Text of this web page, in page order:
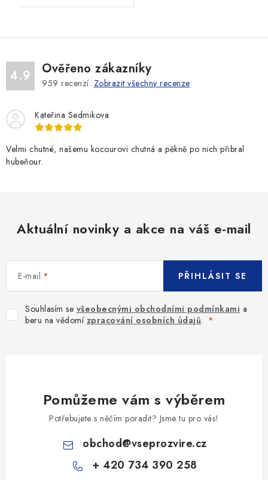
4.9 Ověřeno zákazníky
959 recenzí. Zobrazit všechny recenze
Kateřina Sedmikova
Velmi chutné, našemu kocourovi chutná a pěkně po nich přibral
hubeňour.
Aktuální novinky a akce na váš e-mail
E-mail
Souhlasím se všeobecnými obchodními podmínkami a
beru na vědomí zpracování osobních údajů.
PŘIHLÁSIT SE
Pomůžeme vám s výběrem
Potřebujete s něčím poradit? Jsme tu pro vás!
obchod@vseprozvire.cz
+ 420 734 390 258